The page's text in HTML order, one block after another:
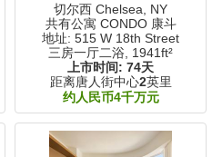
切尔西 Chelsea, NY
共有公寓 CONDO 康斗
地址: 515 W 18th Street
三房一厅二浴, 1941ft²
上市时间: 74天
距离唐人街中心2英里
约人民币4千万元